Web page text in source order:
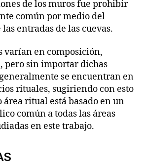
de los muros fue prohibir
común por medio del
entradas de las cuevas.
varían en composición,
pero sin importar dichas
se encuentran en
rituales, sugiriendo con esto
área ritual está basado en un
común a todas las áreas
en este trabajo.